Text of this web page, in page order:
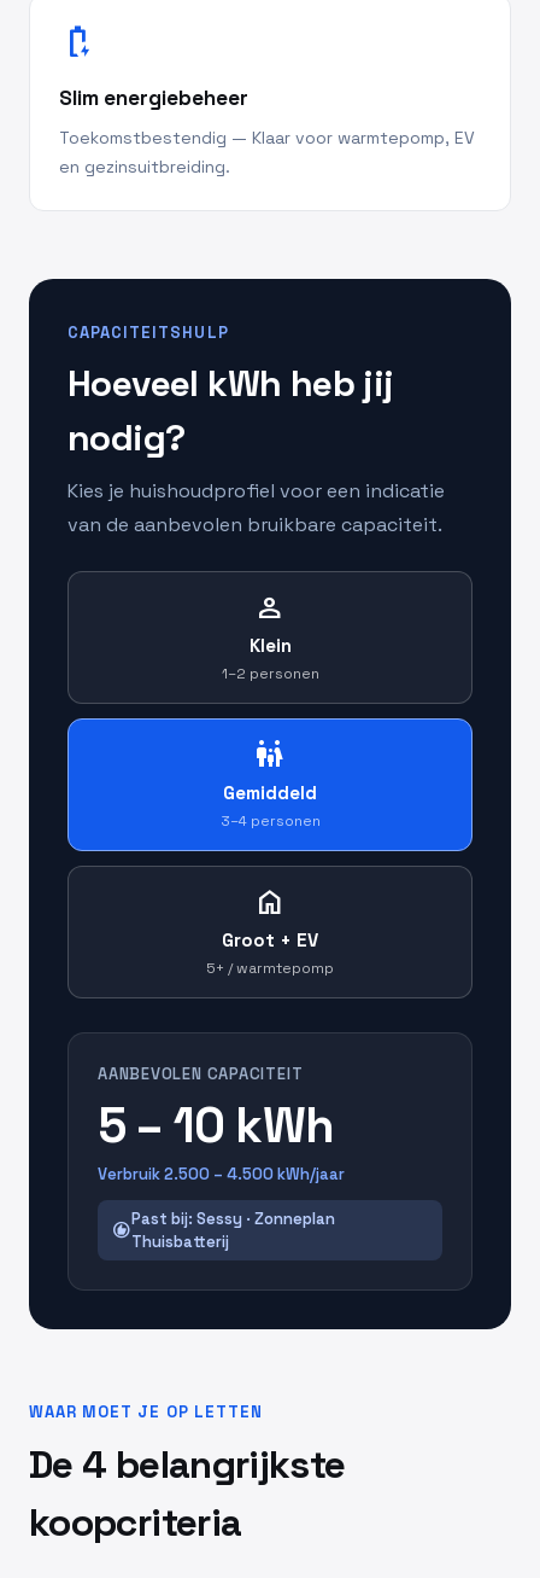
battery_charging_full
Slim energiebeheer
Toekomstbestendig — Klaar voor warmtepomp, EV
en gezinsuitbreiding.
CAPACITEITSHULP
Hoeveel kWh heb jij
nodig?
Kies je huishoudprofiel voor een indicatie
van de aanbevolen bruikbare capaciteit.
person
Klein
1–2 personen
family_restroom
Gemiddeld
3–4 personen
home
Groot + EV
5+ / warmtepomp
AANBEVOLEN CAPACITEIT
5 – 10 kWh
Verbruik 2.500 – 4.500 kWh/jaar
recommendPast bij: Sessy · Zonneplan
Thuisbatterij
WAAR MOET JE OP LETTEN
De 4 belangrijkste
koopcriteria